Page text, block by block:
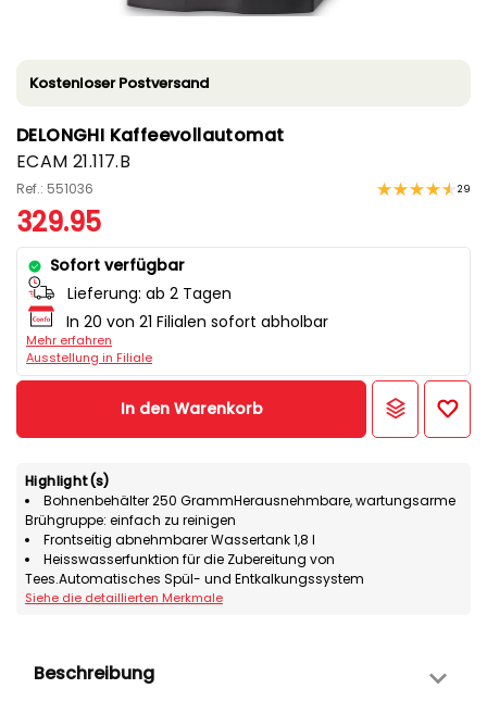
Kostenloser Postversand
DELONGHI Kaffeevollautomat
ECAM 21.117.B
Ref.: 551036 29
329.95
Sofort verfügbar
Lieferung: ab 2 Tagen
In 20 von 21 Filialen sofort abholbar
Mehr erfahren
Ausstellung in Filiale
In den Warenkorb
Highlight(s)
Bohnenbehälter 250 GrammHerausnehmbare, wartungsarme
Brühgruppe: einfach zu reinigen
Frontseitig abnehmbarer Wassertank 1,8 l
Heisswasserfunktion für die Zubereitung von
Tees.Automatisches Spül- und Entkalkungssystem
Siehe die detaillierten Merkmale
Beschreibung